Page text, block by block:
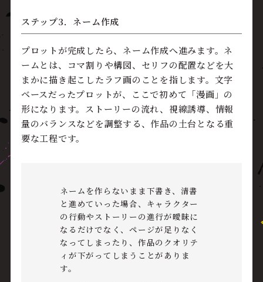
ステップ3．ネーム作成
プロットが完成したら、ネーム作成へ進みます。ネ
ームとは、コマ割りや構図、セリフの配置などを大
まかに描き起こしたラフ画のことを指します。文字
ベースだったプロットが、ここで初めて「漫画」の
形になります。ストーリーの流れ、視線誘導、情報
量のバランスなどを調整する、作品の土台となる重
要な工程です。
ネームを作らないまま下書き、清書
と進めていった場合、キャラクター
の行動やストーリーの進行が曖昧に
なるだけでなく、ページが足りなく
なってしまったり、作品のクオリテ
ィが下がってしまうことがありま
す。